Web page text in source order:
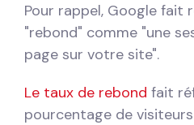
Pour rappel, Google fait
"rebond" comme "une
page sur votre site".
Le taux de rebond fait
pourcentage de